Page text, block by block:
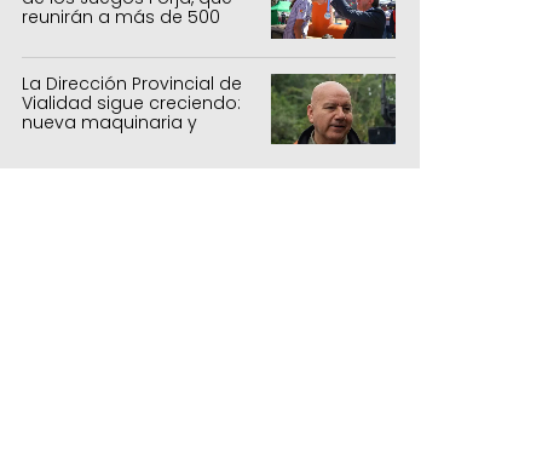
reunirán a más de 500
La Dirección Provincial de
Vialidad sigue creciendo:
nueva maquinaria y
laboratorio 100%